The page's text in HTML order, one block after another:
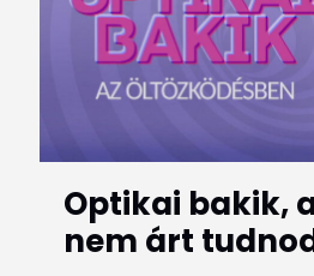
Optikai bakik,
nem árt